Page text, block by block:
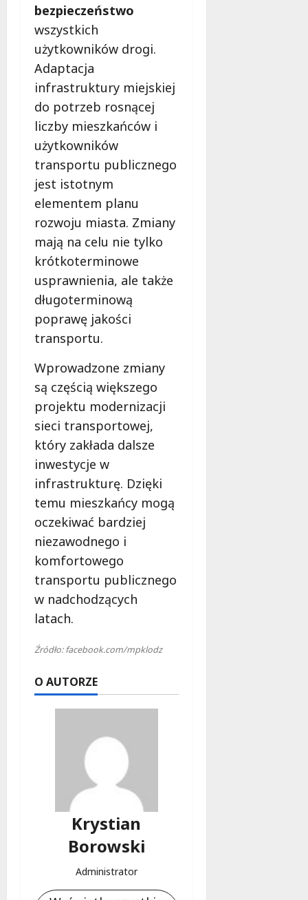
bezpieczeństwo
wszystkich
użytkowników drogi.
Adaptacja
infrastruktury miejskiej
do potrzeb rosnącej
liczby mieszkańców i
użytkowników
transportu publicznego
jest istotnym
elementem planu
rozwoju miasta. Zmiany
mają na celu nie tylko
krótkoterminowe
usprawnienia, ale także
długoterminową
poprawę jakości
transportu.
Wprowadzone zmiany
są częścią większego
projektu modernizacji
sieci transportowej,
który zakłada dalsze
inwestycje w
infrastrukturę. Dzięki
temu mieszkańcy mogą
oczekiwać bardziej
niezawodnego i
komfortowego
transportu publicznego
w nadchodzących
latach.
Źródło: facebook.com/mpklodz
O AUTORZE
Krystian
Borowski
Administrator